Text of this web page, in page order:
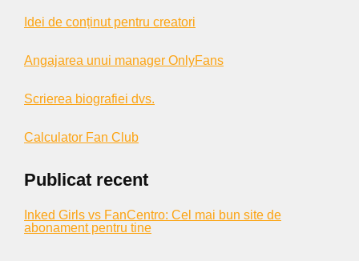
Idei de conținut pentru creatori
Angajarea unui manager OnlyFans
Scrierea biografiei dvs.
Calculator Fan Club
Publicat recent
Inked Girls vs FanCentro: Cel mai bun site de
abonament pentru tine